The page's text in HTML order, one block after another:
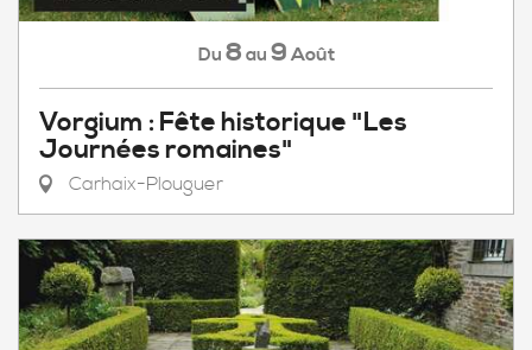
Du 8 au 9 Août
Vorgium : Fête historique "Les
Journées romaines"
Carhaix-Plouguer